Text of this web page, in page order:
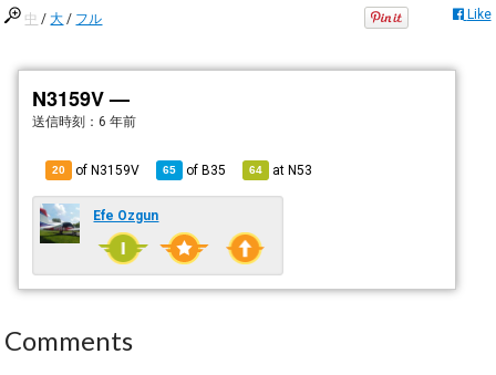
中 /大 / フル Like
N3159V —
送信時刻：6 年前
20 of N3159V 65 ofB35 64 atN53
Efe Ozgun
Comments